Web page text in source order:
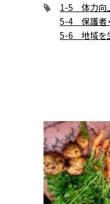
1-5 体力向
5-4 保護者
5-6 地域を